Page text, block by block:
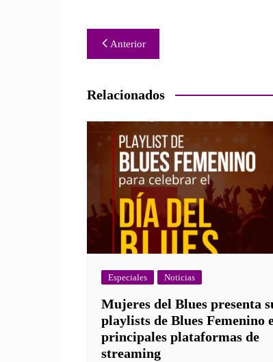
Navegación
de
entradas
Anterior
Relacionados
Especiales Noticias
Mujeres del Blues presenta
playlists de Blues Femenino
principales plataformas de
streaming